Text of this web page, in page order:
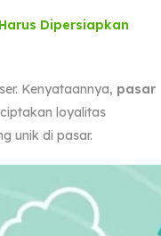
Dipersiapkan
Kenyataannya, pasar
loyalitas
unik di pasar.